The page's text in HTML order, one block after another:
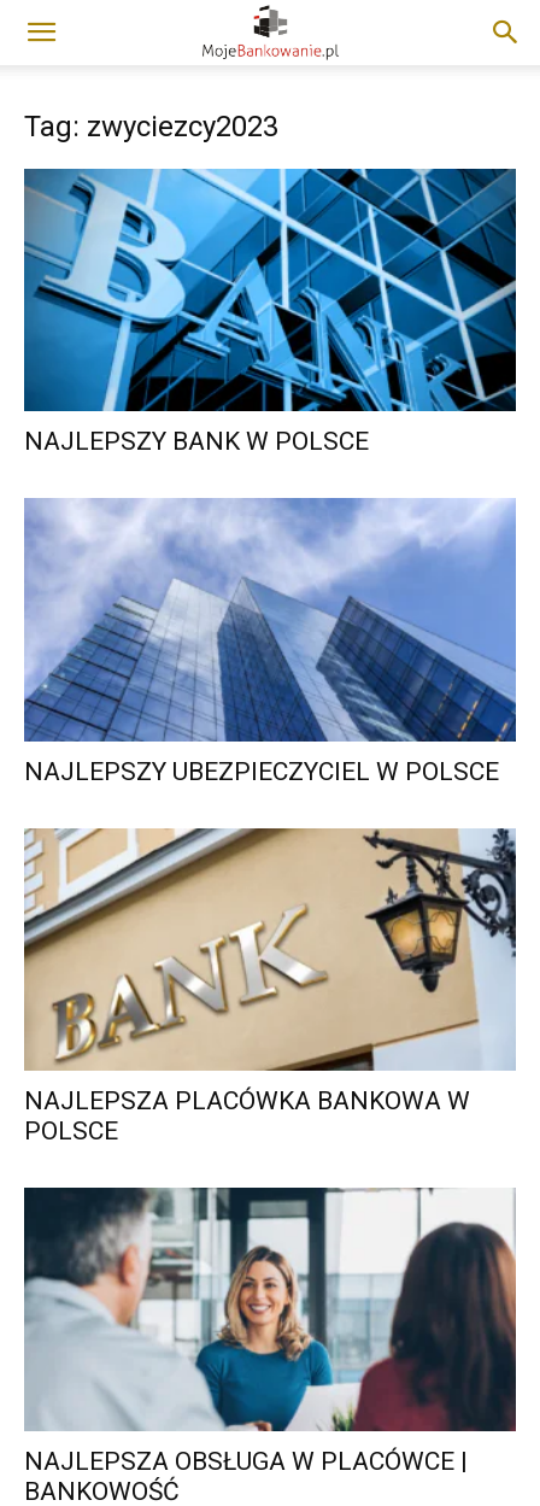
Tag: zwyciezcy2023
NAJLEPSZY BANK W POLSCE
NAJLEPSZY UBEZPIECZYCIEL W POLSCE
NAJLEPSZA PLACÓWKA BANKOWA W
POLSCE
NAJLEPSZA OBSŁUGA W PLACÓWCE |
BANKOWOŚĆ